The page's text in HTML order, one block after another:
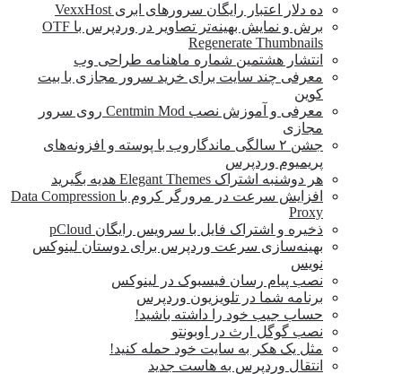
ده دلار اعتبار رایگان سرورهای ابری VexxHost
برش و نمایش بهینه‌تر تصاویر در وردپرس با OTF
Regenerate Thumbnails
انتشار هشتمین شماره ماهنامه طراحی وب
معرفی چند سایت برای خرید سرور مجازی با بیت
معرفی و آموزش نصب Centmin Mod روی سرور
مجازی
جشن ۲ سالگی ماندگار‌وب با پوسته و افزونه‌های
پریمیوم وردپرس
هر دوشنبه اشتراک Elegant Themes هدیه بگیرید
افزایش سرعت در مرورگر کروم با Data Compression
Proxy
ذخیره و اشتراک فایل با سرویس رایگان pCloud
بهینه‌سازی سرعت وردپرس برای دوستان لینوکس
نویس
نصب پیام رسان فیسبوک در لینوکس
برنامه شما در تلویزیون وردپرس
حساب جیب خود را داشته باشید!
نصب گوگل ارث در اوبونتو
مثل یک هکر به سایت خود حمله کنید!
انتقال وردپرس به هاست جدید